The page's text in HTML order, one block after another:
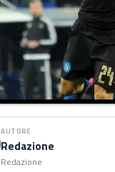
AUTORE
Redazione
Redazione